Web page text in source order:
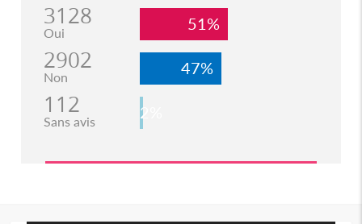
3128
Oui 51%
2902
Non 47%
112
Sans avis 2%